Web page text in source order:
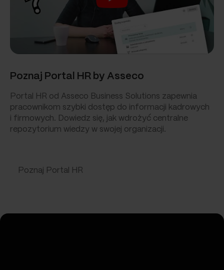
Poznaj Portal HR by Asseco
Portal HR od Asseco Business Solutions zapewnia
pracownikom szybki dostęp do informacji kadrowych
i firmowych. Dowiedz się, jak wdrożyć centralne
repozytorium wiedzy w swojej organizacji.
Poznaj Portal HR